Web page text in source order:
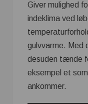
Giver mulighed
indeklima ved
gulvvarme. Med
desuden tænde
eksempel et
ankommer.